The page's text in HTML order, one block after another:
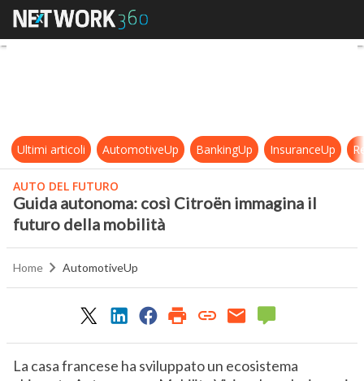
Guida autonoma: così Citroën
Ultimi articoli AutomotiveUp BankingUp InsuranceUp
AUTO DEL FUTURO
Guida autonoma: così Citroën immagina il
futuro della mobilità
Home AutomotiveUp
La casa francese ha sviluppato un ecosistema